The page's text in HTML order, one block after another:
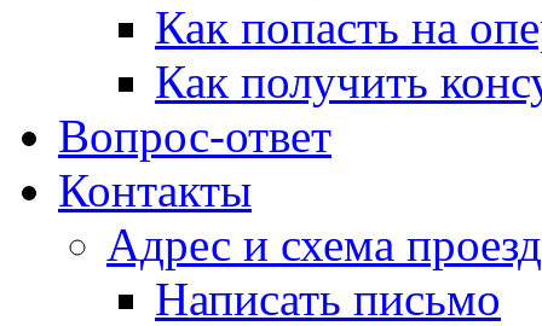
Как попасть на
Как получить
Вопрос-ответ
Контакты
Адрес и схема
Написать письмо